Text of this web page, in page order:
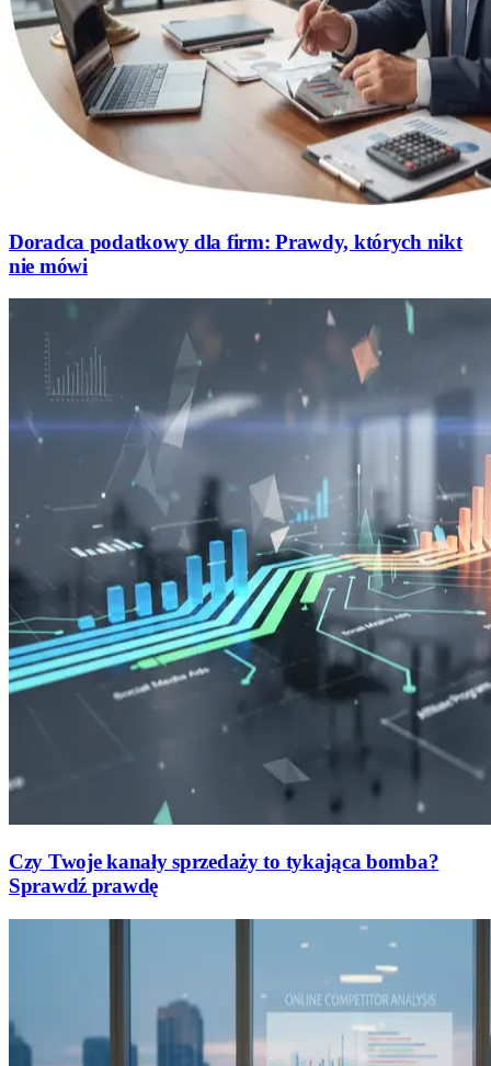
Doradca podatkowy dla firm: Prawdy, których nikt
nie mówi
Czy Twoje kanały sprzedaży to tykająca bomba?
Sprawdź prawdę